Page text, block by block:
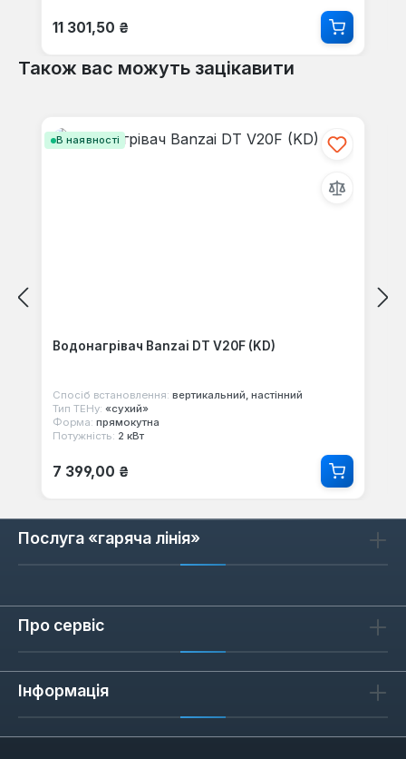
Звичайна ціна:
11 301,50 ₴
Також вас можуть зацікавити
В наявності
Водонагрівач Banzai DT V20F (KD)
Спосіб встановлення: вертикальний, настінний
Тип ТЕНу: «сухий»
Форма: прямокутна
Потужність: 2 кВт
Звичайна ціна:
7 399,00 ₴
Послуга «гаряча лінія»
Про сервіс
Інформація